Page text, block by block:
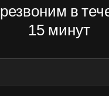
в
15 минут